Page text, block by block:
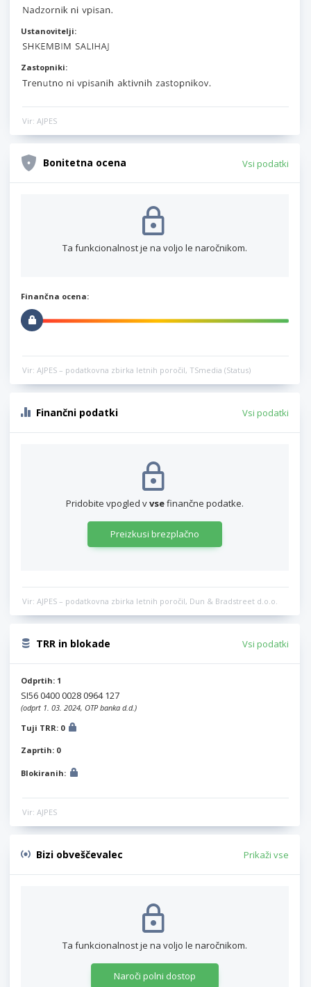
Ustanovitelji:
Zastopniki:
Vir: AJPES
Bonitetna ocena Vsi podatki
Ta funkcionalnost je na voljo le naročnikom.
Finančna ocena:
Vir: AJPES – podatkovna zbirka letnih poročil, TSmedia (Status)
Finančni podatki Vsi podatki
Pridobite vpogled vvsefinančne podatke.
Preizkusi brezplačno
Vir: AJPES – podatkovna zbirka letnih poročil, Dun & Bradstreet d.o.o.
TRR in blokade Vsi podatki
Odprtih: 1
SI56 0400 0028 0964 127
(odprt 1. 03. 2024, OTP banka d.d.)
Tuji TRR: 0
Zaprtih: 0
Blokiranih:
Vir: AJPES
Bizi obveščevalec Prikaži vse
Ta funkcionalnost je na voljo le naročnikom.
Naroči polni dostop